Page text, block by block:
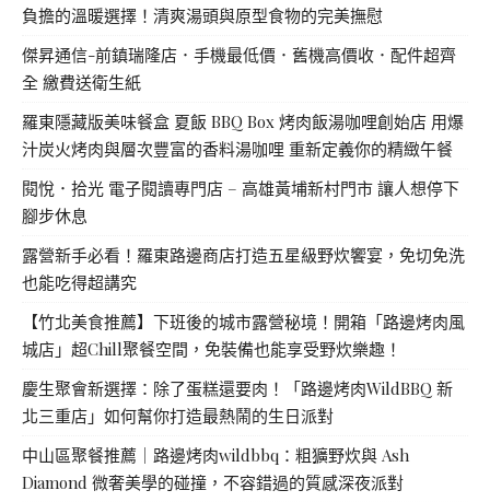
負擔的溫暖選擇！清爽湯頭與原型食物的完美撫慰
傑昇通信-前鎮瑞隆店．手機最低價．舊機高價收．配件超齊
全 繳費送衛生紙
羅東隱藏版美味餐盒 夏飯 BBQ Box 烤肉飯湯咖哩創始店 用爆
汁炭火烤肉與層次豐富的香料湯咖哩 重新定義你的精緻午餐
閱悅．拾光 電子閱讀專門店 – 高雄黃埔新村門市 讓人想停下
腳步休息
露營新手必看！羅東路邊商店打造五星級野炊饗宴，免切免洗
也能吃得超講究
【竹北美食推薦】下班後的城市露營秘境！開箱「路邊烤肉風
城店」超Chill聚餐空間，免裝備也能享受野炊樂趣！
慶生聚會新選擇：除了蛋糕還要肉！「路邊烤肉WildBBQ 新
北三重店」如何幫你打造最熱鬧的生日派對
中山區聚餐推薦｜路邊烤肉wildbbq：粗獷野炊與 Ash
Diamond 微奢美學的碰撞，不容錯過的質感深夜派對